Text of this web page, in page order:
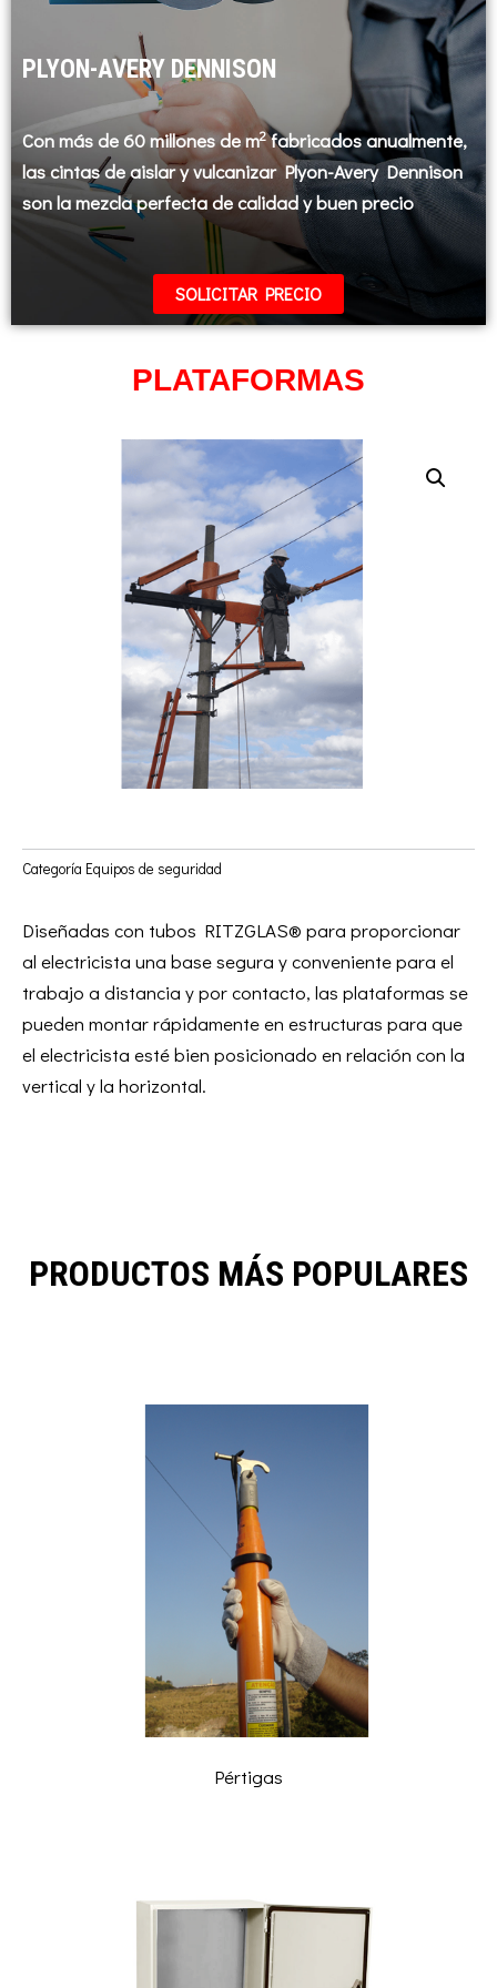
PLYON-AVERY DENNISON
Con más de 60 millones de m2fabricados anualmente,
las cintas de aislar y vulcanizar Plyon-Avery Dennison
son la mezcla perfecta de calidad y buen precio
SOLICITAR PRECIO
PLATAFORMAS
Categoría Equipos de seguridad
Diseñadas con tubos RITZGLAS® para proporcionar
al electricista una base segura y conveniente para el
trabajo a distancia y por contacto, las plataformas se
pueden montar rápidamente en estructuras para que
el electricista esté bien posicionado en relación con la
vertical y la horizontal.
PRODUCTOS MÁS POPULARES
Pértigas